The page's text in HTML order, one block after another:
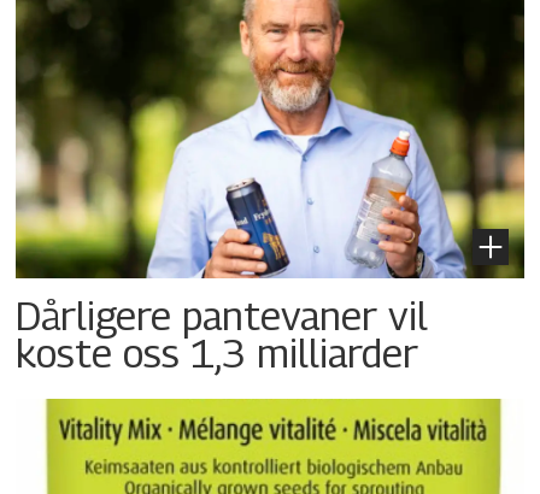
Dårligere pantevaner vil
koste oss 1,3 milliarder